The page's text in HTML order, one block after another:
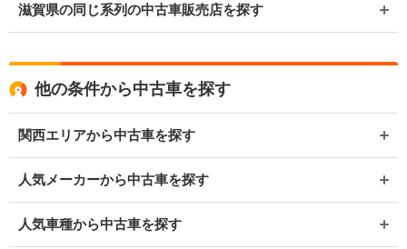
滋賀県の同じ系列の中古車販売店を探す
他の条件から中古車を探す
関西エリアから中古車を探す
人気メーカーから中古車を探す
人気車種から中古車を探す